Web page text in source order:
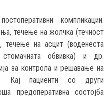
компликации.
течење на жолчка (течност
течење на асцит (воденеста
обвивка) и др.
за контрола и решавање на
Кај пациенти со други
предоперативна состојба